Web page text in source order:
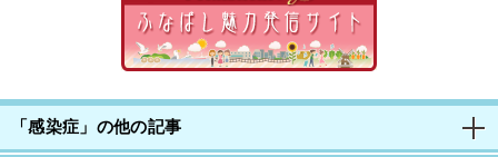
「感染症」の他の記事